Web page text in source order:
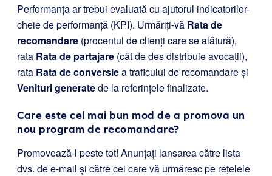
Performanța ar trebui evaluată cu ajutorul indicatorilor-
cheie de performanță (KPI). Urmăriți-vă Rata de
recomandare (procentul de clienți care se alătură),
rata Rata de partajare (cât de des distribuie avocații),
rata Rata de conversiea traficului de recomandare și
Venituri generatede la referințele finalizate.
Care este cel mai bun mod de a promova un
nou program de recomandare?
Promovează-l peste tot! Anunțați lansarea către lista
dvs. de e-mail și către cei care vă urmăresc pe rețelele